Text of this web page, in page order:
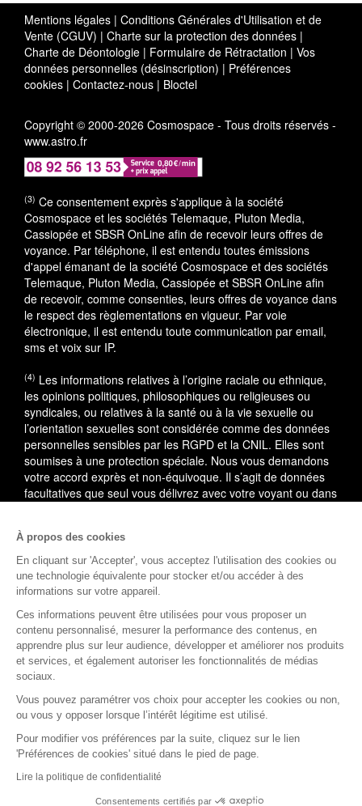
Mentions légales | Conditions Générales d'Utilisation et de
Vente (CGUV) | Charte sur la protection des données |
Charte de Déontologie | Formulaire de Rétractation | Vos
données personnelles (désinscription) | Préférences
cookies | Contactez-nous | Bloctel
Copyright © 2000-2026 Cosmospace - Tous droits réservés -
www.astro.fr
(3) Ce consentement exprès s'applique à la société
Cosmospace et les sociétés Telemaque, Pluton Media,
Cassiopée et SBSR OnLine afin de recevoir leurs offres de
voyance. Par téléphone, il est entendu toutes émissions
d'appel émanant de la société Cosmospace et des sociétés
Telemaque, Pluton Media, Cassiopée et SBSR OnLine afin
de recevoir, comme consenties, leurs offres de voyance dans
le respect des règlementations en vigueur. Par voie
électronique, il est entendu toute communication par email,
sms et voix sur IP.
(4) Les informations relatives à l’origine raciale ou ethnique,
les opinions politiques, philosophiques ou religieuses ou
syndicales, ou relatives à la santé ou à la vie sexuelle ou
l’orientation sexuelles sont considérée comme des données
personnelles sensibles par les RGPD et la CNIL. Elles sont
soumises à une protection spéciale. Nous vous demandons
votre accord exprès et non-équivoque. Il s’agit de données
facultatives que seul vous délivrez avec votre voyant ou dans
En cas de litige, vous pouvez saisir le médiateur de la
consommation : AVENIR CONSO, 09 53 01 02 69. En savoir
plus
L'accès à cette offre commerciale est soumis aux
conditions suivantes : 10 minutes de voyance au tarif spécial
de 15EUR TTC, voyance privée. Offre valable dans la limite
des 10 premières minutes, après validation de votre compte
client comprenant votre nom, prénom, téléphone, adresse,
existant). Au-delà des 10 premières minutes, le tarif est de
3.5EUR à 9.5EUR TTC la minute supplémentaire selon le
voyant.
Rejoignez la communauté Astro.fr
À propos des cookies
En cliquant sur 'Accepter', vous acceptez l'utilisation des cookies ou
une technologie équivalente pour stocker et/ou accéder à des
informations sur votre appareil.
Ces informations peuvent être utilisées pour vous proposer un
contenu personnalisé, mesurer la performance des contenus, en
apprendre plus sur leur audience, développer et améliorer nos produits
et services, et également autoriser les fonctionnalités de médias
sociaux.
Vous pouvez paramétrer vos choix pour accepter les cookies ou non,
ou vous y opposer lorsque l’intérêt légitime est utilisé.
Pour modifier vos préférences par la suite, cliquez sur le lien
'Préférences de cookies' situé dans le pied de page.
Lire la politique de confidentialité
Consentements certifiés par